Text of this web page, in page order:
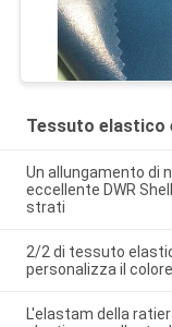
Tessuto elastico
Un allungamento di
eccellente DWR
strati
2/2 di tessuto
personalizza il
L'elastam della